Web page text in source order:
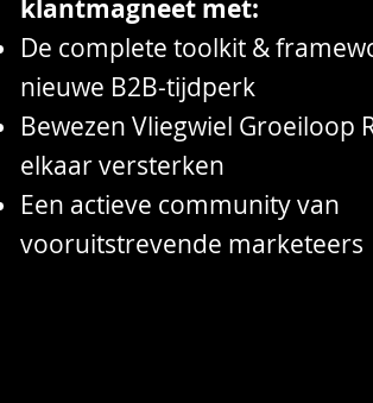
klantmagneet met:
De complete toolkit &
nieuwe B2B-tijdperk
Bewezen Vliegwiel Groeiloop
elkaar versterken
Een actieve community van
vooruitstrevende marketeers